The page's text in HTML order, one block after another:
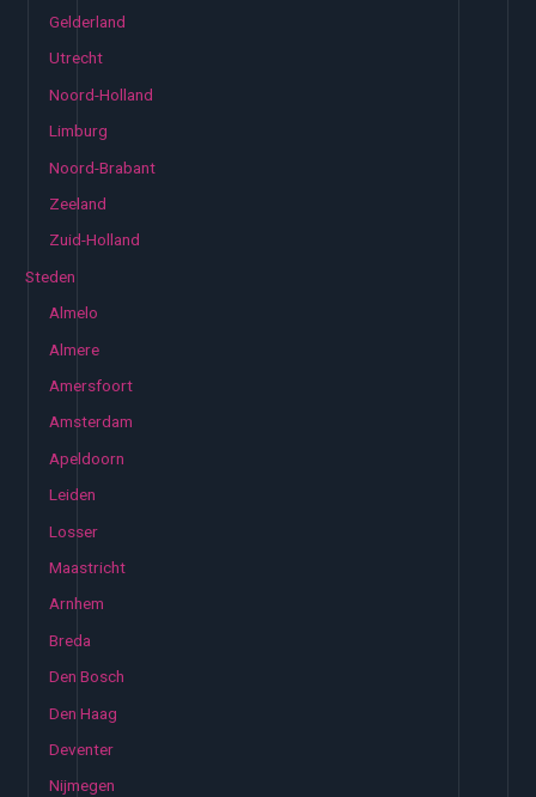
Gelderland
Utrecht
Noord-Holland
Limburg
Noord-Brabant
Zeeland
Zuid-Holland
Steden
Almelo
Almere
Amersfoort
Amsterdam
Apeldoorn
Leiden
Losser
Maastricht
Arnhem
Breda
Den Bosch
Den Haag
Deventer
Nijmegen